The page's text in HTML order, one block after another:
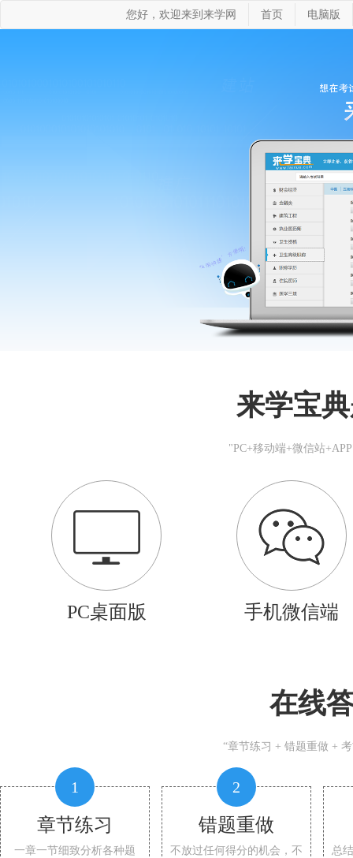
您好，欢迎来到来学网 首页 电脑版
来学宝
"PC+移动端+微信站
PC桌面版 手机微信端
在线
“章节练习 + 错题重做 +
1
章节练习
一章一节细致分析各种题
2
错题重做
不放过任何得分的机会，不
总